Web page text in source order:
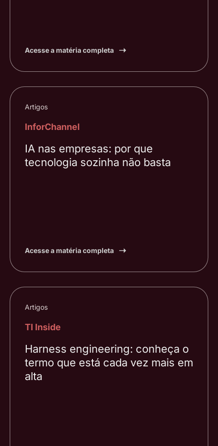
Acesse a matéria completa
Artigos
InforChannel
IA nas empresas: por que
tecnologia sozinha não basta
Acesse a matéria completa
Artigos
TI Inside
Harness engineering: conheça o
termo que está cada vez mais em
alta